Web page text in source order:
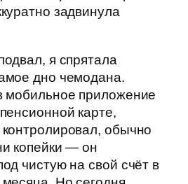
задвинула
я спрятала
дно чемодана.
мобильное приложение
карте,
обычно
копейки — он
чистую на свой счёт в